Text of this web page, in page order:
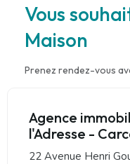
Vous
Maison
Prenez rendez-vous
Agence
l'Adresse -
22 Avenue Henri